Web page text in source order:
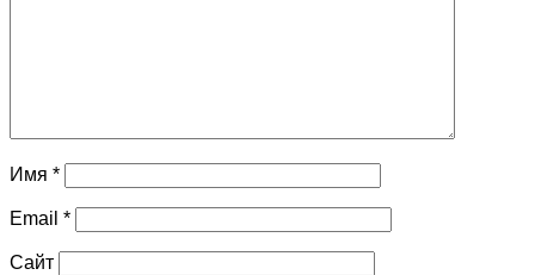
Имя *
Email *
Сайт